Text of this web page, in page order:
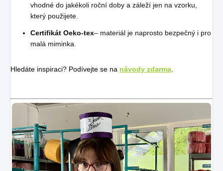
vhodné do jakékoli roční doby a záleží jen na vzorku,
který použijete.
Certifikát Oeko-tex– materiál je naprosto bezpečný i pro
malá miminka.
Hledáte inspiraci? Podívejte se na návody zdarma.